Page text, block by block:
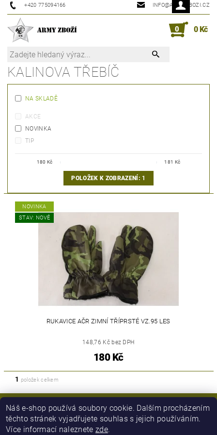
+420 775094166 INFO@ARMYZBOZI.CZ
0 0 Kč
KALINOVA TŘEBÍČ
NA SKLADĚ
AKCE
NOVINKA
TIP
180 Kč 181 Kč
POLOŽEK K ZOBRAZENÍ: 1
NOVINKA
STAV: NOVÉ
RUKAVICE AČR ZIMNÍ TŘÍPRSTÉ VZ.95 LES
148,76 Kč bez DPH
180 Kč
1 položek celkem
Náš e-shop používá soubory cookie. Dalším procházením
těchto stránek vyjadřujete souhlas s jejich používáním.
Více informací naleznetezde.